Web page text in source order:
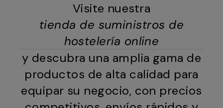
Visite nuestra
tienda de suministros de
hostelería online
y descubra una amplia gama de
productos de alta calidad para
equipar su negocio, con precios